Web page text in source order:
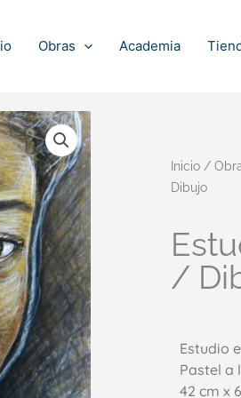
Obras Academia
Inicio /
Dibujo
/
Estudio
Pastel a
42 cm x